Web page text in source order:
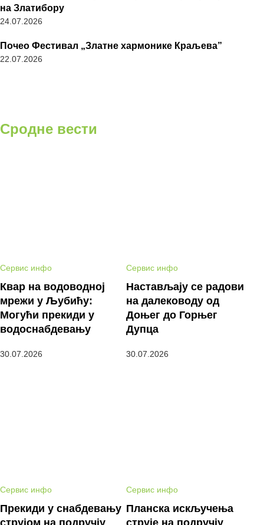
на Златибору
24.07.2026
Почео Фестивал „Златне хармонике Краљева”
22.07.2026
Сродне вести
Сервис инфо
Квар на водоводној
мрежи у Љубићу:
Могући прекиди у
водоснабдевању
30.07.2026
Сервис инфо
Настављају се радови
на далеководу од
Доњег до Горњег
Дупца
30.07.2026
Сервис инфо
Прекиди у снабдевању
Сервис инфо
Планска искључења